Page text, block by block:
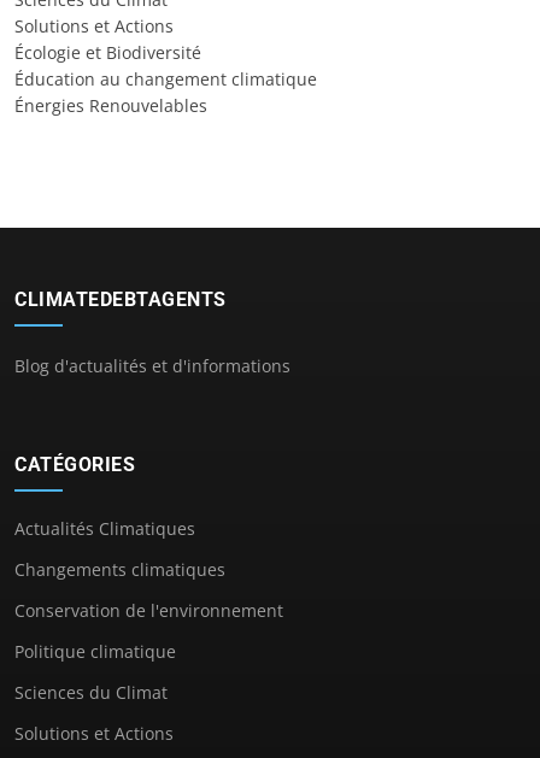
Solutions et Actions
Écologie et Biodiversité
Éducation au changement climatique
Énergies Renouvelables
CLIMATEDEBTAGENTS
Blog d'actualités et d'informations
CATÉGORIES
Actualités Climatiques
Changements climatiques
Conservation de l'environnement
Politique climatique
Sciences du Climat
Solutions et Actions